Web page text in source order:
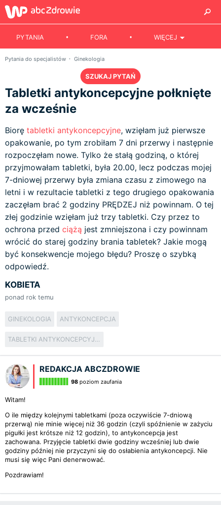
PYTANIA FORA WIĘCEJ
Pytania do specjalistów Ginekologia
SZUKAJ PYTAŃ
Tabletki antykoncepcyjne połknięte
za wcześnie
Biorę tabletki antykoncepcyjne, wzięłam już pierwsze
opakowanie, po tym zrobiłam 7 dni przerwy i następnie
rozpoczęłam nowe. Tylko że stałą godziną, o której
przyjmowałam tabletki, była 20.00, lecz podczas mojej
7-dniowej przerwy była zmiana czasu z zimowego na
letni i w rezultacie tabletki z tego drugiego opakowania
zaczęłam brać 2 godziny PRĘDZEJ niż powinnam. O tej
złej godzinie wzięłam już trzy tabletki. Czy przez to
ochrona przed ciążą jest zmniejszona i czy powinnam
wrócić do starej godziny brania tabletek? Jakie mogą
być konsekwencje mojego błędu? Proszę o szybką
odpowiedź.
KOBIETA
ponad rok temu
GINEKOLOGIA ANTYKONCEPCJA
TABLETKI ANTYKONCEPCYJNE
REDAKCJA ABCZDROWIE
98 poziom zaufania
Witam!
O ile między kolejnymi tabletkami (poza oczywiście 7-dniową
przerwą) nie minie więcej niż 36 godzin (czyli spóźnienie w zażyciu
pigułki jest krótsze niż 12 godzin), to antykoncepcja jest
zachowana. Przyjęcie tabletki dwie godziny wcześniej lub dwie
godziny później nie przyczyni się do osłabienia antykoncepcji. Nie
musi się więc Pani denerwować.
Pozdrawiam!